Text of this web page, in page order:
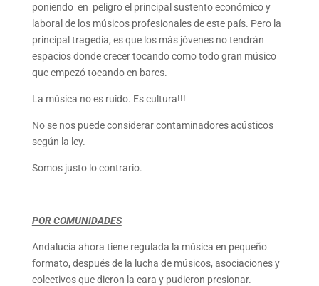
poniendo en peligro el principal sustento económico y
laboral de los músicos profesionales de este país. Pero la
principal tragedia, es que los más jóvenes no tendrán
espacios donde crecer tocando como todo gran músico
que empezó tocando en bares.
La música no es ruido. Es cultura!!!
No se nos puede considerar contaminadores acústicos
según la ley.
Somos justo lo contrario.
POR COMUNIDADES
Andalucía ahora tiene regulada la música en pequeño
formato, después de la lucha de músicos, asociaciones y
colectivos que dieron la cara y pudieron presionar.